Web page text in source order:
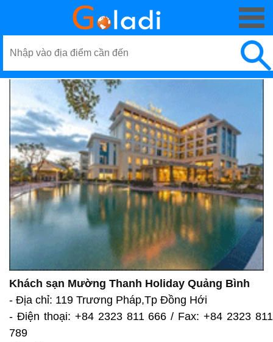
Khách sạn Mường Thanh Holiday Quảng Bình
- Địa chỉ: 119 Trương Pháp,Tp Đồng Hới
- Điện thoại: +84 2323 811 666 / Fax: +84 2323 811
789